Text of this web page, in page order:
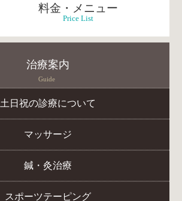
料金・メニュー
Price List
治療案内
Guide
土日祝の診療について
マッサージ
鍼・灸治療
スポーツテーピング